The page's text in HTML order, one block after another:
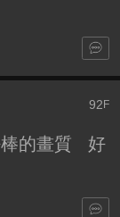
92 F
的畫質 好